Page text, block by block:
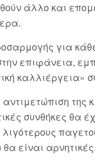
άλλο και
για
επιφάνεια,
καλλιέργεια»
της
συνθήκες θα
είναι αρνητικές.